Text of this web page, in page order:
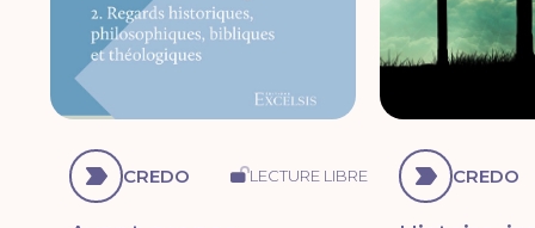
CREDO LECTURE LIBRE CREDO